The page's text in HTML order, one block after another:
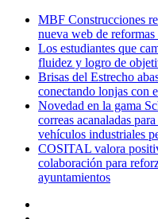
MBF Construcciones
nueva web de
Los estudiantes que
fluidez y logro de
Brisas del Estrecho
conectando lonjas con
Novedad en la gama
correas acanaladas
vehículos industriales
COSITAL valora
colaboración para
ayuntamientos